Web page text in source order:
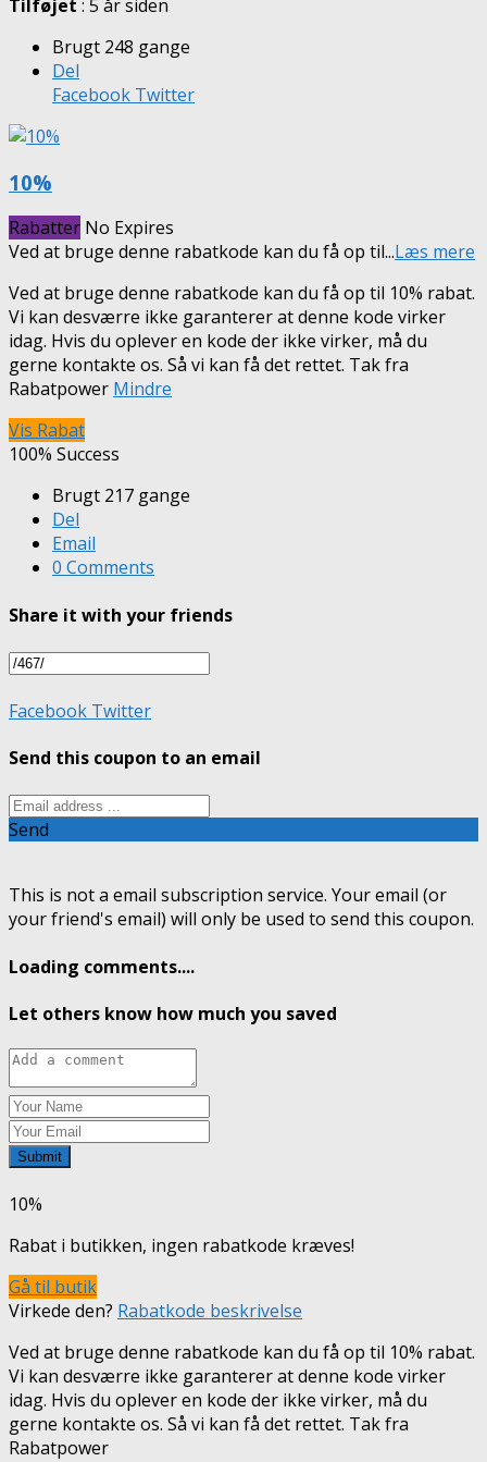
Tilføjet : 5 år siden
Brugt 248 gange
Del
Facebook Twitter
10%
Rabatter No Expires
Ved at bruge denne rabatkode kan du få op til...Læs mere
Ved at bruge denne rabatkode kan du få op til 10% rabat.
Vi kan desværre ikke garanterer at denne kode virker
idag. Hvis du oplever en kode der ikke virker, må du
gerne kontakte os. Så vi kan få det rettet. Tak fra
Rabatpower Mindre
Vis Rabat
100% Success
Brugt 217 gange
Del
Email
0 Comments
Share it with your friends
Facebook Twitter
Send this coupon to an email
Send
This is not a email subscription service. Your email (or
your friend's email) will only be used to send this coupon.
Loading comments....
Let others know how much you saved
Submit
10%
Rabat i butikken, ingen rabatkode kræves!
Gå til butik
Virkede den? Rabatkode beskrivelse
Ved at bruge denne rabatkode kan du få op til 10% rabat.
Vi kan desværre ikke garanterer at denne kode virker
idag. Hvis du oplever en kode der ikke virker, må du
gerne kontakte os. Så vi kan få det rettet. Tak fra
Rabatpower